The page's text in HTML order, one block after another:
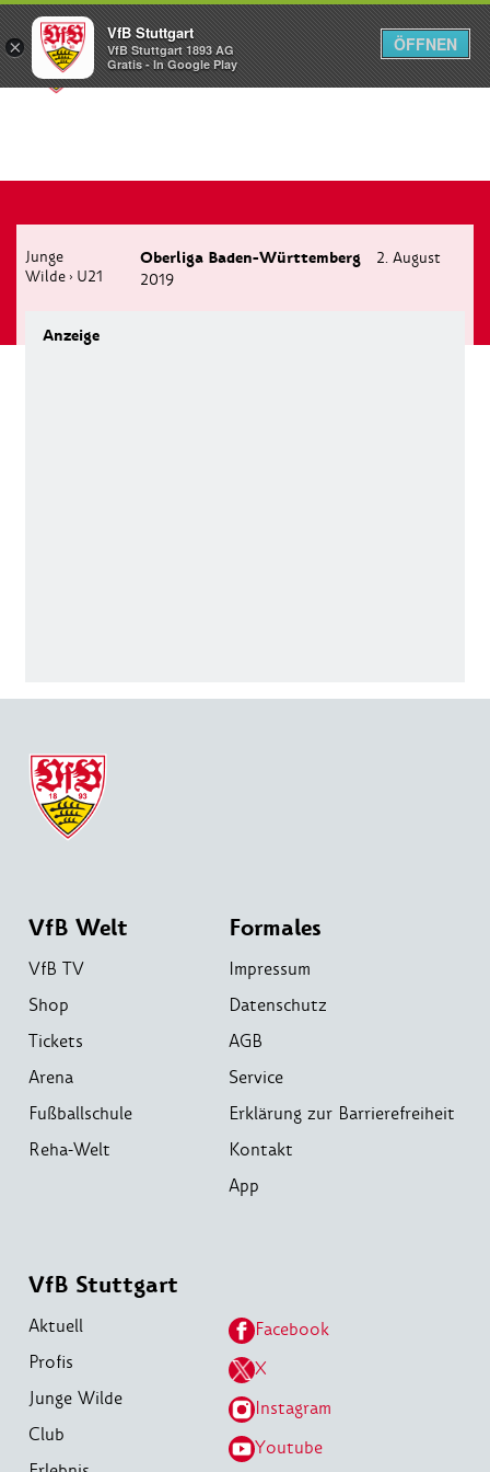
Menü
Junge
Wilde › U21
Oberliga Baden-Württemberg
2. August
2019
VfB Welt
VfB TV
Shop
Tickets
Arena
Fußballschule
Reha-Welt
Formales
Impressum
Datenschutz
AGB
Service
Erklärung zur Barrierefreiheit
Kontakt
App
VfB Stuttgart
Aktuell
Profis
Junge Wilde
Club
Facebook
X
Instagram
Youtube
×
VfB Stuttgart
VfB Stuttgart 1893 AG
Gratis - In Google Play
ÖFFNEN